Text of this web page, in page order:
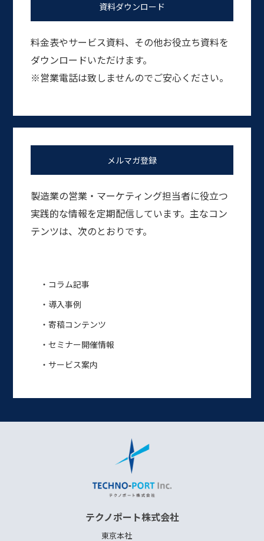
資料ダウンロード
料金表やサービス資料、その他お役立ち資料を
ダウンロードいただけます。
※営業電話は致しませんのでご安心ください。
メルマガ登録
製造業の営業・マーケティング担当者に役立つ
実践的な情報を定期配信しています。主なコン
テンツは、次のとおりです。
・コラム記事
・導入事例
・寄稿コンテンツ
・セミナー開催情報
・サービス案内
テクノポート株式会社
東京本社